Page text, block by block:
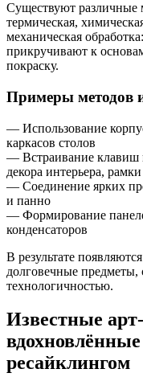
Существуют различные
термическая,
механическая
прикручивают к
покраску.
Примеры методов
— Использование
каркасов столов
— Встраивание клавиш
декора интерьера,
— Соединение ярких
и панно
— Формирование
конденсаторов
В результате
долговечные предметы,
технологичностью.
Известные
ресайклингом